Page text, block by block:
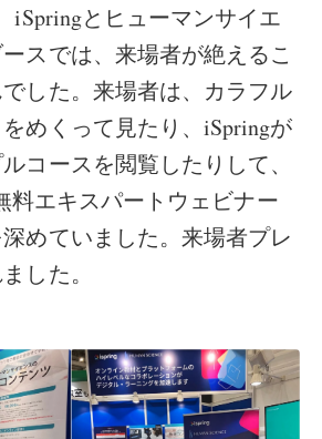
iSpringとヒューマンサイエ
スでは、来場者が絶えるこ
した。来場者は、カラフル
めくって見たり、iSpringが
コースを閲覧したりして、
料エキスパートウェビナー
めていました。来場者プレ
した。